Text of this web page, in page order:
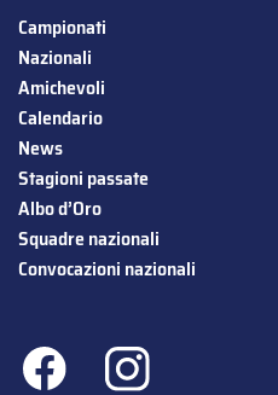
Campionati
Nazionali
Amichevoli
Calendario
News
Stagioni passate
Albo d’Oro
Squadre nazionali
Convocazioni nazionali